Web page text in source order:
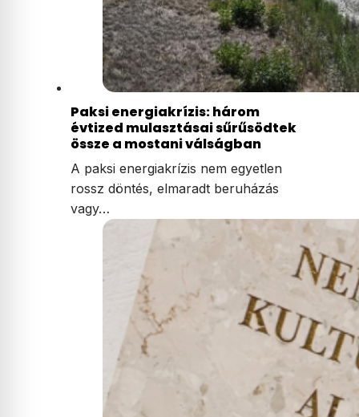
Paksi energiakrízis: három
évtized mulasztásai sűrűsödtek
össze a mostani válságban
A paksi energiakrízis nem egyetlen
rossz döntés, elmaradt beruházás
vagy…